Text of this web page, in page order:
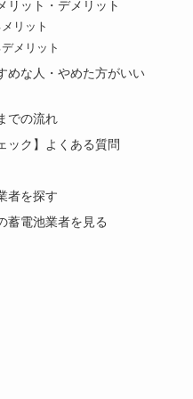
リット・デメリット
リット
メリット
めな人・やめた方がいい
での流れ
ック】よくある質問
者を探す
蓄電池業者を見る